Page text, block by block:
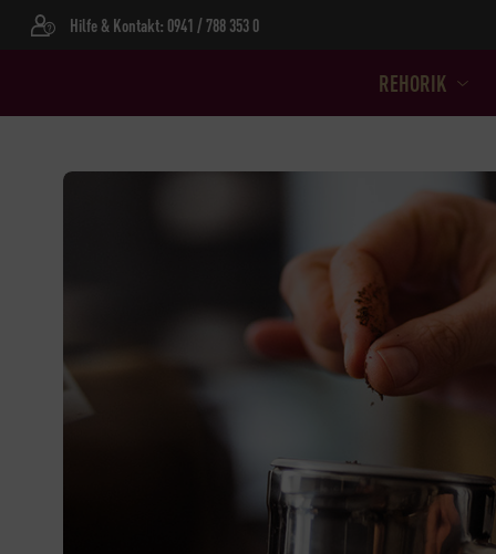
REHORIK
Hilfe & Kontakt: 0941 / 788 353 0